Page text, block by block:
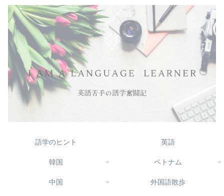
語学のヒント 英語
韓国 ベトナム
中国 外国語散歩